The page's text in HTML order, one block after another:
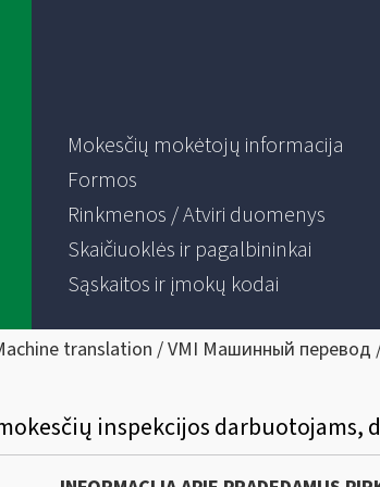
Mokesčių mokėtojų informacija
Formos
Rinkmenos / Atviri duomenys
Skaičiuoklės ir pagalbininkai
Sąskaitos ir įmokų kodai
translation / VMI Машинный